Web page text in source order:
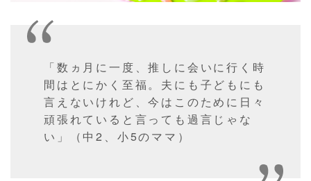
「数ヵ月に一度、推しに会いに行く時
間はとにかく至福。夫にも子どもにも
言えないけれど、今はこのために日々
頑張れていると言っても過言じゃな
い」（中2、小5のママ）